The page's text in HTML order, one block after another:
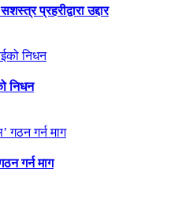
प्रहरीद्वारा उद्दार
निधन
गर्न माग